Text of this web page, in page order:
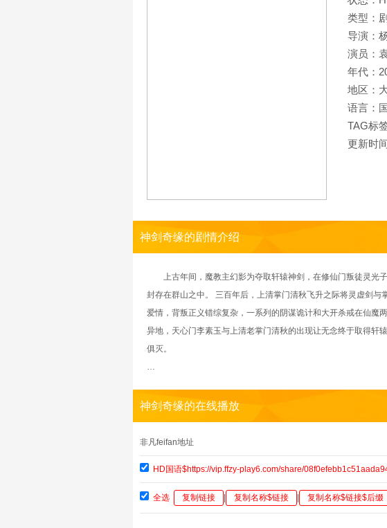
类型：
导演：
演员：
年代：
地区：
语言：
TAG标
更新时
神剑奇缘的剧情介绍
上古年间，魔教主幻影为夺取轩辕神剑，在修仙门叛徒灵光子
封存在群山之中。 三百年后，上清掌门清秋飞升之际将灵虚剑
爱情，背叛正义错综复杂，一系列的阴谋诡计和大开杀戒在仙魔
异地，天心门李素玉与上清老掌门清秋的出现让无念终于取得轩
俱灭。
…
神剑奇缘的在线播放
非凡feifan地址
HD国语$https://vip.ffzy-play6.com/share/
全选 复制链接 复制名称$链接 复制名称$链接$后缀